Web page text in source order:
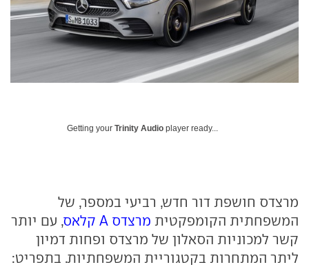
Getting your Trinity Audio player ready...
מרצדס חושפת דור חדש, רביעי במספר, של
המשפחתית הקומפקטית מרצדס A קלאס
, עם יותר
קשר למכוניות הסאלון של מרצדס ופחות דמיון
ליתר המתחרות בקטגוריית המשפחתיות. בתפריט: